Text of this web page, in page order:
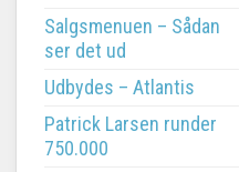
Salgsmenuen – Sådan
ser det ud
Udbydes – Atlantis
Patrick Larsen runder
750.000